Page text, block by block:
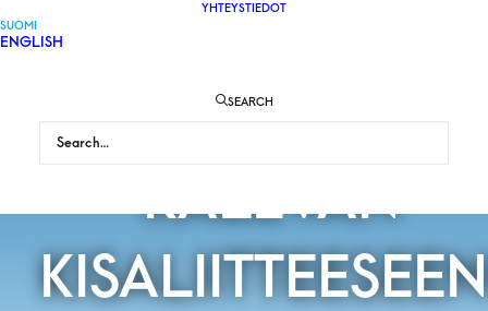
YHTEYSTIEDOT
SUOMI
ENGLISH
SEARCH
TUTUSTU
KALEVAN